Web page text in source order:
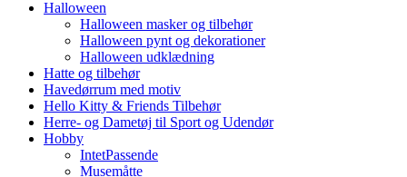
Halloween
Halloween masker og tilbehør
Halloween pynt og dekorationer
Halloween udklædning
Hatte og tilbehør
Havedørrum med motiv
Hello Kitty & Friends Tilbehør
Herre- og Dametøj til Sport og Udendør
Hobby
IntetPassende
Musemåtte